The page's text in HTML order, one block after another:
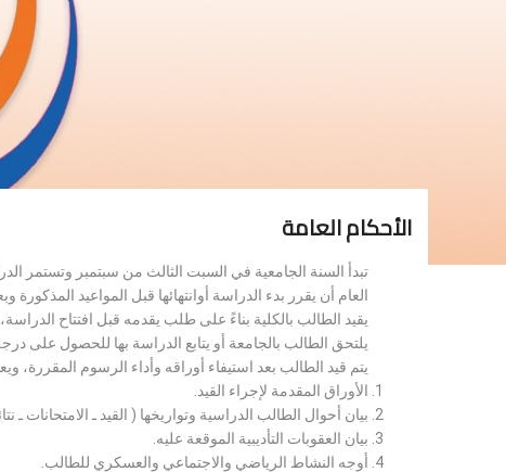
الأحكام العامة
تبدأ السنة الجامعية في السبت الثالث من سبتمبر وتستمر
العام أن يقرر بدء الدراسة أوانتهائها قبل المواعيد المذكورة
يقيد الطالب بالكلية بناءً على طلب يقدمه قبل افتتاح
يلتحق الطالب بالجامعة أو يتابع الدراسة بها للحصول على
يتم قيد الطالب بعد استيفاء أوراقه وأداء الرسوم
الأوراق المقدمة لإجراء القيد.
بيان أحوال الطالب الدراسية وتواريخها ( القيد ـ الامتحانات ـ
بيان العقوبات التأديبية الموقعة عليه.
أوجه النشاط الرياضي والاجتماعي والعسكري للطالب.